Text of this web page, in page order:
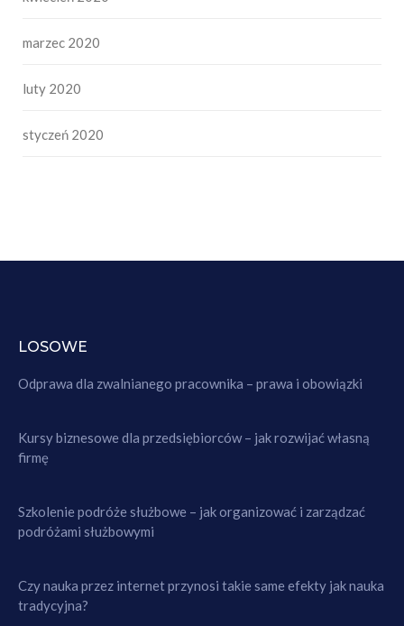
marzec 2020
luty 2020
styczeń 2020
LOSOWE
Odprawa dla zwalnianego pracownika – prawa i obowiązki
Kursy biznesowe dla przedsiębiorców – jak rozwijać własną
firmę
Szkolenie podróże służbowe – jak organizować i zarządzać
podróżami służbowymi
Czy nauka przez internet przynosi takie same efekty jak nauka
tradycyjna?